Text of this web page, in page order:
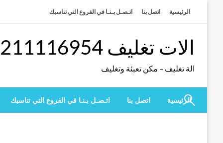
الرئيسية اتصل بنا اتـصـل بـنـا في الفروع التي تناسبك
الات تغليف 01211116954 – 01211116956 – 01211116958
الة تغليف – مكن تعبئة وتغليف
الرئيسية اتصل بنا اتـصـل بـنـا في الفروع التي تناسبك